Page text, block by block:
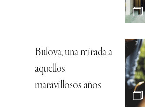
Bulova, una mirada a
aquellos
maravillosos años